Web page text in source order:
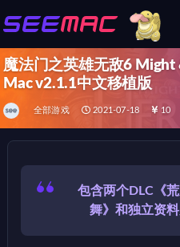
魔法门之英雄无敌6 Might
Mac v2.1.1中文移植版
全部游戏 2021-07-18 10
包含两个DLC《
舞》 和独立资